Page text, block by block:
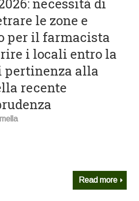
necessità di
le zone e
per il farmacista
i locali entro la
pertinenza alla
recente
Read more